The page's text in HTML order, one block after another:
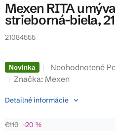
Mexen RITA
strieborná-biela,
21084555
Novinka
Priemerné
hodnotenie
je
Neohodnotené
Značka: Mexen
€110 –20 %
Detailné informácie